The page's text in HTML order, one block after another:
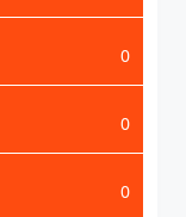
0
0
0